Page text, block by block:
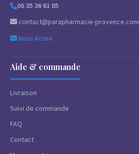
06 35 36 61 05
contact@parapharmacie-provence.com
Nous écrire
Aide & commande
Livraison
Suivi de commande
FAQ
Contact